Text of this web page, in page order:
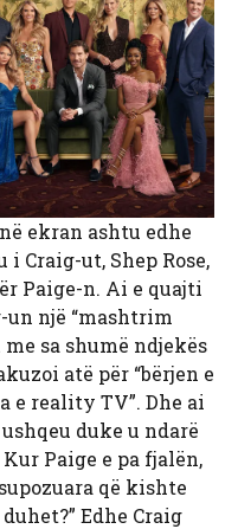
ekran ashtu edhe
i Craig-ut, Shep Rose,
Paige-n. Ai e quajti
un një “mashtrim
sa shumë ndjekës
atë për “bërjen e
e reality TV”. Dhe ai
duke u ndarë
Paige e pa fjalën,
që kishte
Edhe Craig